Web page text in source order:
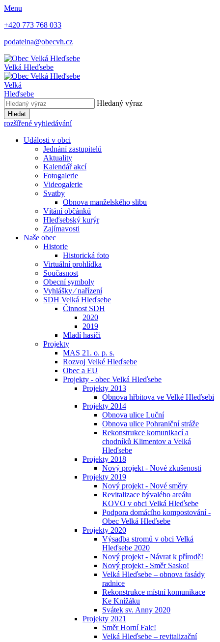
Menu
+420 773 768 033
podatelna@obecvh.cz
Velká Hleďsebe
Velká
Hleďsebe
Hledaný výraz
Hledat
rozšířené vyhledávání
Události v obci
Jednání zastupitelů
Aktuality
Kalendář akcí
Fotogalerie
Videogalerie
Svatby
Obnova manželského slibu
Vítání občánků
Hleďsebský kurýr
Zajímavosti
Naše obec
Historie
Historická foto
Virtuální prohlídka
Současnost
Obecní symboly
Vyhlášky ⁄ nařízení
SDH Velká Hleďsebe
Činnost SDH
2020
2019
Mladí hasiči
Projekty
MAS 21. o. p. s.
Rozvoj Velké Hleďsebe
Obec a EU
Projekty - obec Velká Hleďsebe
Projekty 2013
Obnova hřbitova ve Velké Hleďsebi
Projekty 2014
Obnova ulice Luční
Obnova ulice Pohraniční stráže
Rekonstrukce komunikací a
chodníků Klimentov a Velká
Hleďsebe
Projekty 2018
Nový projekt - Nové zkušenosti
Projekty 2019
Nový projekt - Nové směry
Revitalizace bývalého areálu
KOVO v obci Velká Hleďsebe
Podpora domácího kompostování -
Obec Velká Hleďsebe
Projekty 2020
Výsadba stromů v obci Velká
Hleďsebe 2020
Nový projekt - Návrat k přírodě!
Nový projekt - Směr Sasko!
Velká Hleďsebe – obnova fasády
radnice
Rekonstrukce místní komunikace
Ke Knížáku
Svátek sv. Anny 2020
Projekty 2021
Směr Horní Falc!
Velká Hleďsebe – revitalizační